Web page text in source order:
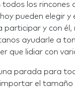
los rincones
pueden elegir y
participar y con él,
ayudarle a
que lidiar con
parada para
el tamaño